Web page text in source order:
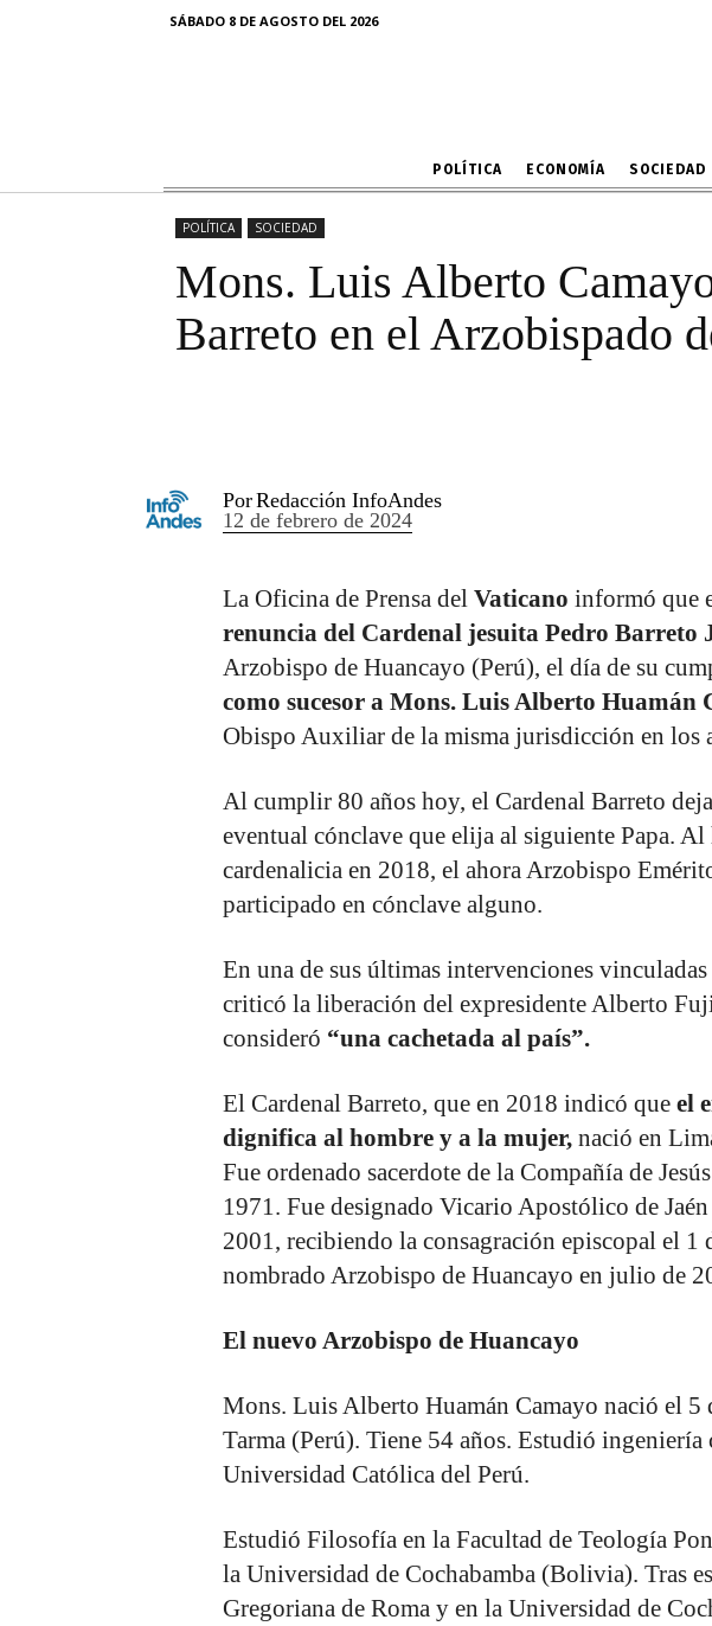
SÁBADO 8 DE AGOSTO DEL 2026
POLÍTICA ECONOMÍA SOCIEDAD
cardenal Pedro
POLÍTICA SOCIEDAD
Mons. Luis Alberto
Barreto en el Arzobispado
PorRedacción InfoAndes
12 de febrero de 2024
La Oficina de Prensa del Vaticano informó que
renuncia del Cardenal jesuita Pedro Barreto
Arzobispo de Huancayo (Perú), el día de su
como sucesor a Mons. Luis Alberto Huamán
Obispo Auxiliar de la misma jurisdicción en los
Al cumplir 80 años hoy, el Cardenal Barreto
eventual cónclave que elija al siguiente Papa.
cardenalicia en 2018, el ahora Arzobispo
participado en cónclave alguno.
En una de sus últimas intervenciones
criticó la liberación del expresidente Alberto
consideró “una cachetada al país”.
El Cardenal Barreto, que en 2018 indicó que el
dignifica al hombre y a la mujer, nació en
Fue ordenado sacerdote de la Compañía de
1971. Fue designado Vicario Apostólico de
2001, recibiendo la consagración episcopal el 1
nombrado Arzobispo de Huancayo en julio de
El nuevo Arzobispo de Huancayo
Mons. Luis Alberto Huamán Camayo nació el 5
Tarma (Perú). Tiene 54 años. Estudió
Universidad Católica del Perú.
Estudió Filosofía en la Facultad de Teología
la Universidad de Cochabamba (Bolivia). Tras
Gregoriana de Roma y en la Universidad de